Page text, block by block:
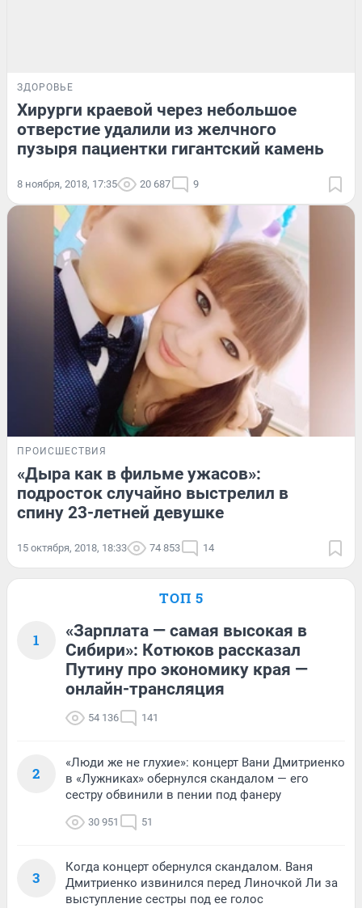
ЗДОРОВЬЕ
Хирурги краевой через небольшое
отверстие удалили из желчного
пузыря пациентки гигантский камень
8 ноября, 2018, 17:35 20 687 9
ПРОИСШЕСТВИЯ
«Дыра как в фильме ужасов»:
подросток случайно выстрелил в
спину 23-летней девушке
15 октября, 2018, 18:33 74 853 14
ТОП 5
1
«Зарплата — самая высокая в
Сибири»: Котюков рассказал
Путину про экономику края —
онлайн-трансляция
54 136 141
2
«Люди же не глухие»: концерт Вани Дмитриенко
в «Лужниках» обернулся скандалом — его
сестру обвинили в пении под фанеру
30 951 51
3
Когда концерт обернулся скандалом. Ваня
Дмитриенко извинился перед Линочкой Ли за
выступление сестры под ее голос